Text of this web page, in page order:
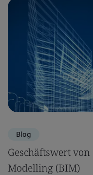
Blog
Geschäftswert
Modelling (BIM)